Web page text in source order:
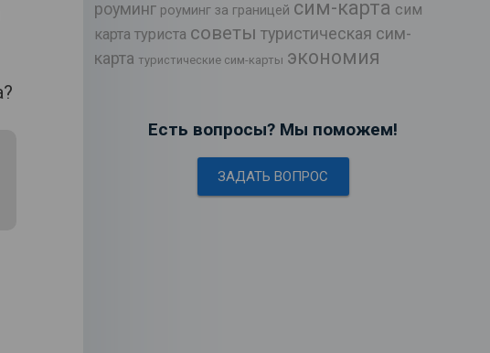
роуминг роуминг за границей сим-карта сим
карта туриста советы туристическая сим-
карта туристические сим-карты экономия
Есть вопросы? Мы поможем!
ЗАДАТЬ ВОПРОС